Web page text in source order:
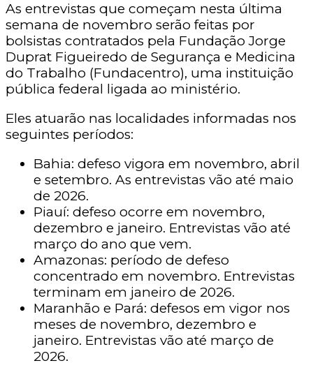
As entrevistas que começam nesta última
semana de novembro serão feitas por
bolsistas contratados pela Fundação Jorge
Duprat Figueiredo de Segurança e Medicina
do Trabalho (Fundacentro), uma instituição
pública federal ligada ao ministério.
Eles atuarão nas localidades informadas nos
seguintes períodos:
Bahia: defeso vigora em novembro, abril
e setembro. As entrevistas vão até maio
de 2026.
Piauí: defeso ocorre em novembro,
dezembro e janeiro. Entrevistas vão até
março do ano que vem.
Amazonas: período de defeso
concentrado em novembro. Entrevistas
terminam em janeiro de 2026.
Maranhão e Pará: defesos em vigor nos
meses de novembro, dezembro e
janeiro. Entrevistas vão até março de
2026.